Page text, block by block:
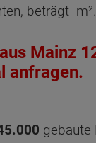
beträgt m².
Mainz
anfragen.
gebaute